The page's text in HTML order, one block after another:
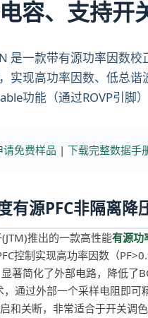
容、支持开
是一款带有源功率因数
实现高功率因数、低总
功能（通过ROVP引脚
请免费样品 | 下载完整数据手
有源PFC非隔离降
推出的一款高性能有源功
控制实现高功率因数（
著简化了外部电路，降低了
通过外部一个采样电阻即
和关断，非常适合于开关调